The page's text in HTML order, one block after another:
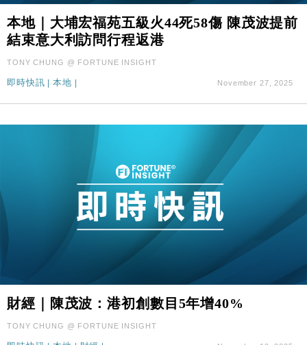
本地｜大埔宏福苑五級火44死58傷 陳茂波提前
結束意大利訪問行程返港
TONY CHUNG @ FORTUNE INSIGHT
即時快訊 |本地 | November 27, 2025
財經｜陳茂波：港初創數目5年增40%
TONY CHUNG @ FORTUNE INSIGHT